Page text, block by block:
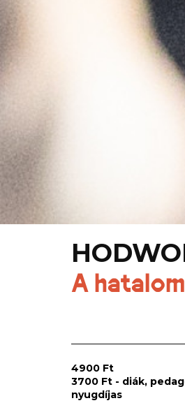
A
4900 Ft
3700 Ft - diák,
nyugdíjas